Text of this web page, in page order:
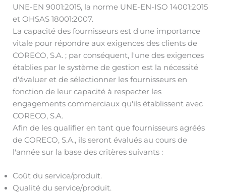
UNE-EN 9001:2015, la norme UNE-EN-ISO 14001:2015
et OHSAS 18001:2007.
La capacité des fournisseurs est d'une importance
vitale pour répondre aux exigences des clients de
CORECO, S.A. ; par conséquent, l'une des exigences
établies par le système de gestion est la nécessité
d'évaluer et de sélectionner les fournisseurs en
fonction de leur capacité à respecter les
engagements commerciaux qu'ils établissent avec
CORECO, S.A.
Afin de les qualifier en tant que fournisseurs agréés
de CORECO, S.A., ils seront évalués au cours de
l'année sur la base des critères suivants :
Coût du service/produit.
Qualité du service/produit.